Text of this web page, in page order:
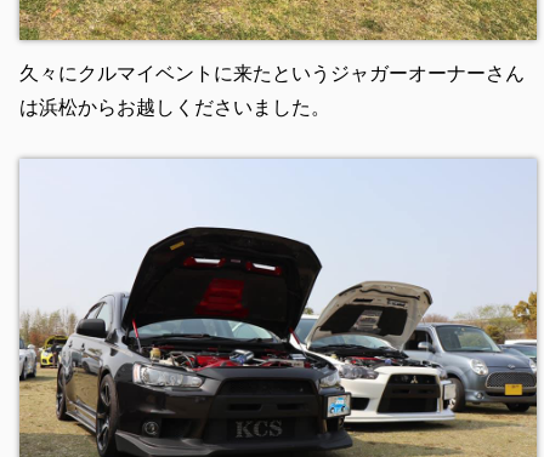
久々にクルマイベントに来たというジャガーオーナーさん
は浜松からお越しくださいました。